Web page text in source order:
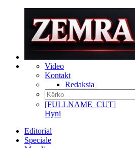
Video
Kontakt
Redaksia
[FULLNAME_CUT]
Hyni
Editorial
Speciale